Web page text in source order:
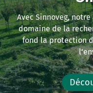
Avec Sinnoveg,
domaine de la
fond la protection